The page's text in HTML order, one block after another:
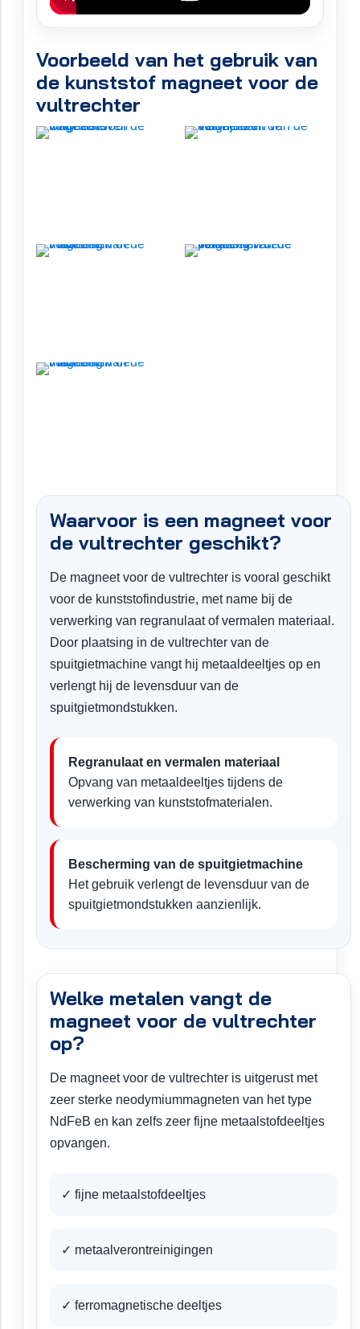
Voorbeeld van het gebruik van
de kunststof magneet voor de
vultrechter
Waarvoor is een magneet voor
de vultrechter geschikt?
De magneet voor de vultrechter is vooral geschikt
voor de kunststofindustrie, met name bij de
verwerking van regranulaat of vermalen materiaal.
Door plaatsing in de vultrechter van de
spuitgietmachine vangt hij metaaldeeltjes op en
verlengt hij de levensduur van de
spuitgietmondstukken.
Regranulaat en vermalen materiaal
Opvang van metaaldeeltjes tijdens de
verwerking van kunststofmaterialen.
Bescherming van de spuitgietmachine
Het gebruik verlengt de levensduur van de
spuitgietmondstukken aanzienlijk.
Welke metalen vangt de
magneet voor de vultrechter
op?
De magneet voor de vultrechter is uitgerust met
zeer sterke neodymiummagneten van het type
NdFeB en kan zelfs zeer fijne metaalstofdeeltjes
opvangen.
✓ fijne metaalstofdeeltjes
✓ metaalverontreinigingen
✓ ferromagnetische deeltjes